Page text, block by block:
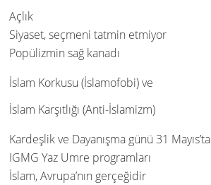
Açlık
Siyaset, seçmeni tatmin etmiyor
Popülizmin sağ kanadı
İslam Korkusu (İslamofobi) ve
İslam Karşıtlığı (Anti-İslamizm)
Kardeşlik ve Dayanışma günü 31 Mayıs’ta
IGMG Yaz Umre programları
İslam, Avrupa’nın gerçeğidir